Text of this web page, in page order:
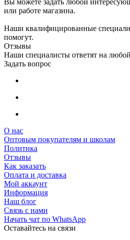
Вы можете задать любой
или работе магазина.
Наши квалифицированные
помогут.
Отзывы
Наши специалисты ответят на
Задать вопрос
О нас
Оптовым покупателям и школам
Политика
Отзывы
Как заказать
Оплата и доставка
Мой аккаунт
Информация
Наш блог
Связь с нами
Начать чат по WhatsApp
Оставайтесь на связи